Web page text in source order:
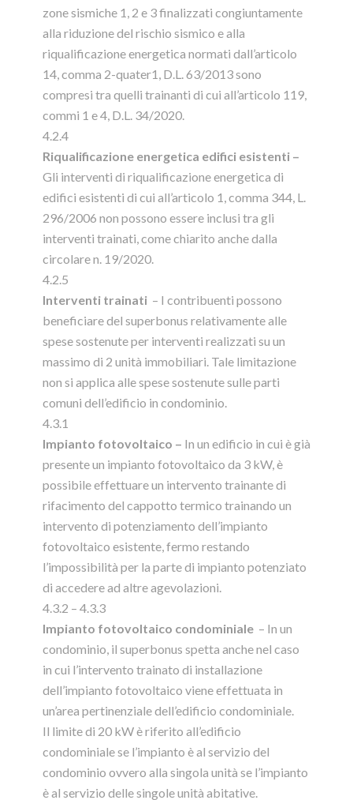
zone sismiche 1, 2 e 3 finalizzati congiuntamente
alla riduzione del rischio sismico e alla
riqualificazione energetica normati dall’articolo
14, comma 2-quater1, D.L. 63/2013 sono
compresi tra quelli trainanti di cui all’articolo 119,
commi 1 e 4, D.L. 34/2020.
4.2.4
Riqualificazione energetica edifici esistenti –
Gli interventi di riqualificazione energetica di
edifici esistenti di cui all’articolo 1, comma 344, L.
296/2006 non possono essere inclusi tra gli
interventi trainati, come chiarito anche dalla
circolare n. 19/2020.
4.2.5
Interventi trainati – I contribuenti possono
beneficiare del superbonus relativamente alle
spese sostenute per interventi realizzati su un
massimo di 2 unità immobiliari. Tale limitazione
non si applica alle spese sostenute sulle parti
comuni dell’edificio in condominio.
4.3.1
Impianto fotovoltaico – In un edificio in cui è già
presente un impianto fotovoltaico da 3 kW, è
possibile effettuare un intervento trainante di
rifacimento del cappotto termico trainando un
intervento di potenziamento dell’impianto
fotovoltaico esistente, fermo restando
l’impossibilità per la parte di impianto potenziato
di accedere ad altre agevolazioni.
4.3.2 – 4.3.3
Impianto fotovoltaico condominiale – In un
condominio, il superbonus spetta anche nel caso
in cui l’intervento trainato di installazione
dell’impianto fotovoltaico viene effettuata in
un’area pertinenziale dell’edificio condominiale.
Il limite di 20 kW è riferito all’edificio
condominiale se l’impianto è al servizio del
condominio ovvero alla singola unità se l’impianto
è al servizio delle singole unità abitative.